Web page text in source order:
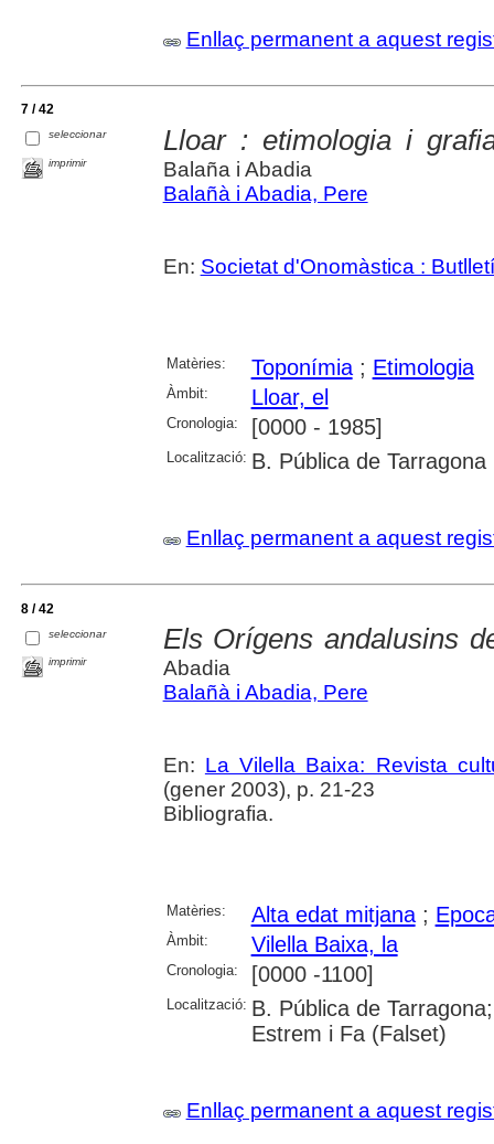
Enllaç permanent a aquest
7 / 42
seleccionar
imprimir
Lloar : etimologia i
Balaña i Abadia
Balañà i Abadia, Pere
En: Societat d'Onomàstica :
Matèries: Toponímia; Etimologia
Àmbit: Lloar, el
Cronologia: [0000 - 1985]
Localització: B. Pública de Tarragona
Enllaç permanent a aquest
8 / 42
seleccionar
imprimir
Els Orígens andalusins
Abadia
Balañà i Abadia, Pere
En: La Vilella Baixa: Revista
(gener 2003), p. 21-23
Bibliografia.
Matèries: Alta edat mitjana;
Àmbit: Vilella Baixa, la
Cronologia: [0000 -1100]
Localització: B. Pública de
Estrem i Fa (Falset)
Enllaç permanent a aquest